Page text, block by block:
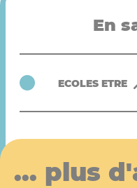
En
ECOLES ETRE
... plus